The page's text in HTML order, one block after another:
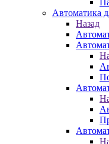
Автоматика
Назад